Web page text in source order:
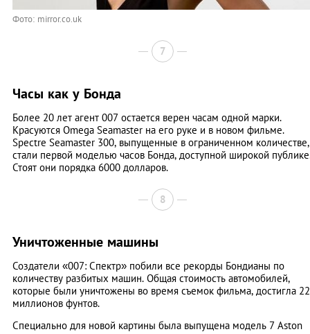
Фото: mirror.co.uk
7
Часы как у Бонда
Более 20 лет агент 007 остается верен часам одной марки.
Красуются Omega Seamaster на его руке и в новом фильме.
Spectre Seamaster 300, выпущенные в ограниченном количестве,
стали первой моделью часов Бонда, доступной широкой
Стоят они порядка 6000 долларов.
8
Уничтоженные машины
Создатели «007: Спектр» побили все рекорды Бондианы по
количеству разбитых машин. Общая стоимость автомобилей,
которые были уничтожены во время съемок фильма, достигла 22
миллионов фунтов.
Специально для новой картины была выпущена модель 7 Aston